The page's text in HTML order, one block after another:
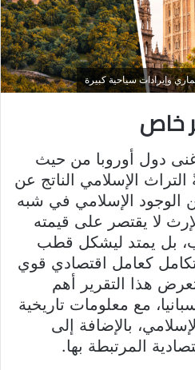
وإيرادات سياحية كبيرة
خاص
دول أوروبا من حيث
الإسلامي الناتج عن
الإسلامي في شبه
لا يقتصر على قيمته
بل يمتد ليشكل قطب
كعامل اقتصادي قوي
هذا التقرير أهم
مع معلومات تاريخية
بالإضافة إلى
المرتبطة بها.